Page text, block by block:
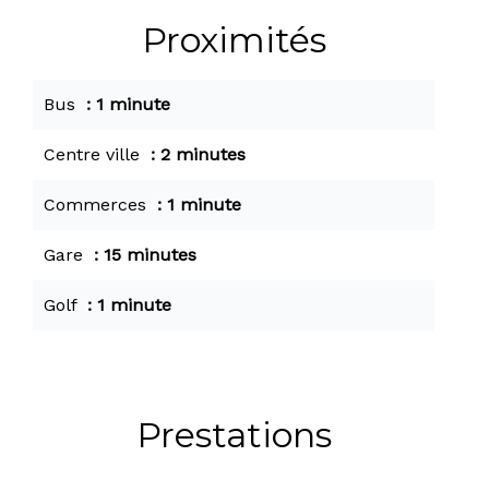
Proximités
Bus 1 minute
Centre ville 2 minutes
Commerces 1 minute
Gare 15 minutes
Golf 1 minute
Prestations